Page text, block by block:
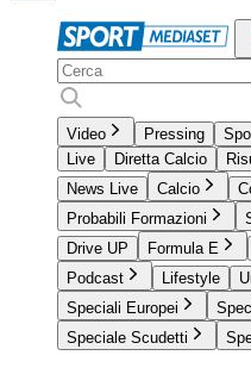
Video Pressing
Live
Diretta Calcio
News Live
Calcio
Probabili Formazioni
Drive UP
Formula E
Podcast
Lifestyle
Speciali Europei
Speciale Scudetti